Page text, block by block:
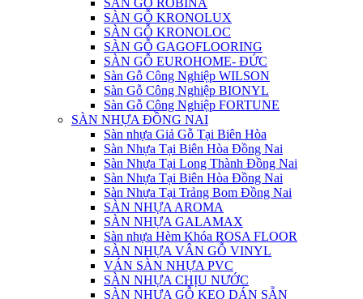
SÀN GỖ ROBINA
SÀN GỖ KRONOLUX
SÀN GỖ KRONOLOC
SÀN GỖ GAGOFLOORING
SÀN GỖ EUROHOME- ĐỨC
Sàn Gỗ Công Nghiệp WILSON
Sàn Gỗ Công Nghiệp BIONYL
Sàn Gỗ Công Nghiệp FORTUNE
SÀN NHỰA ĐỒNG NAI
Sàn nhựa Giả Gỗ Tại Biên Hòa
Sàn Nhựa Tại Biên Hòa Đồng Nai
Sàn Nhựa Tại Long Thành Đồng Nai
Sàn Nhựa Tại Biên Hòa Đồng Nai
Sàn Nhựa Tại Trảng Bom Đồng Nai
SÀN NHỰA AROMA
SÀN NHỰA GALAMAX
Sàn nhựa Hèm Khóa ROSA FLOOR
SÀN NHỰA VÂN GỖ VINYL
VÁN SÀN NHỰA PVC
SÀN NHỰA CHỊU NƯỚC
SÀN NHỰA GỖ KEO DÁN SẴN